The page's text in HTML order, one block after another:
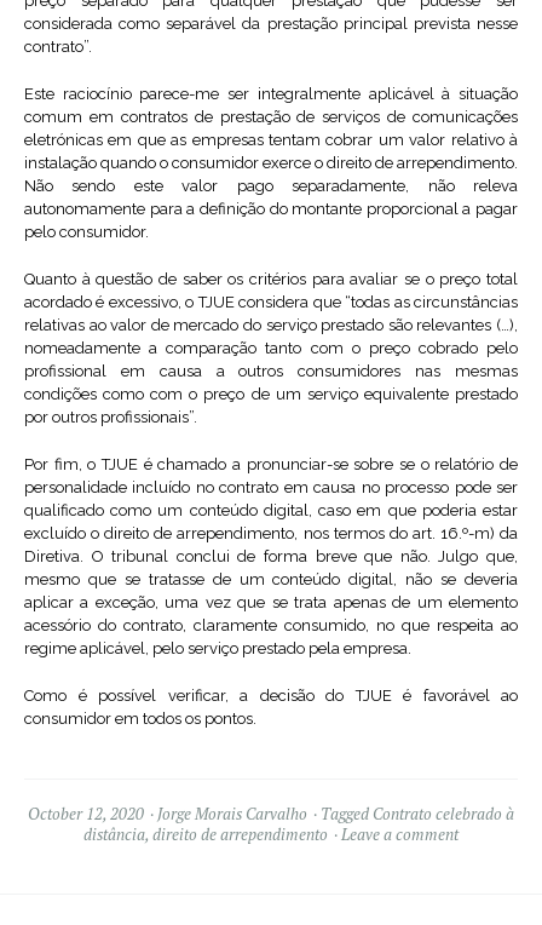
considerada como separável da prestação principal prevista nesse
contrato”.
Este raciocínio parece-me ser integralmente aplicável à situação
comum em contratos de prestação de serviços de comunicações
eletrónicas em que as empresas tentam cobrar um valor relativo à
instalação quando o consumidor exerce o direito de arrependimento.
Não sendo este valor pago separadamente, não releva
autonomamente para a definição do montante proporcional a pagar
pelo consumidor.
Quanto à questão de saber os critérios para avaliar se o preço total
acordado é excessivo, o TJUE considera que “todas as circunstâncias
relativas ao valor de mercado do serviço prestado são relevantes (…),
nomeadamente a comparação tanto com o preço cobrado pelo
profissional em causa a outros consumidores nas mesmas
condições como com o preço de um serviço equivalente prestado
por outros profissionais”.
Por fim, o TJUE é chamado a pronunciar-se sobre se o relatório de
personalidade incluído no contrato em causa no processo pode ser
qualificado como um conteúdo digital, caso em que poderia estar
excluído o direito de arrependimento, nos termos do art. 16.º-m) da
Diretiva. O tribunal conclui de forma breve que não. Julgo que,
mesmo que se tratasse de um conteúdo digital, não se deveria
aplicar a exceção, uma vez que se trata apenas de um elemento
acessório do contrato, claramente consumido, no que respeita ao
regime aplicável, pelo serviço prestado pela empresa.
Como é possível verificar, a decisão do TJUE é favorável ao
consumidor em todos os pontos.
October 12, 2020 Jorge Morais Carvalho Tagged Contrato celebrado à
distância, direito de arrependimento Leave a comment